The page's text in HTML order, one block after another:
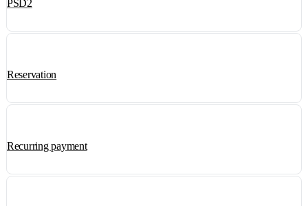
PSD2
Reservation
Recurring payment